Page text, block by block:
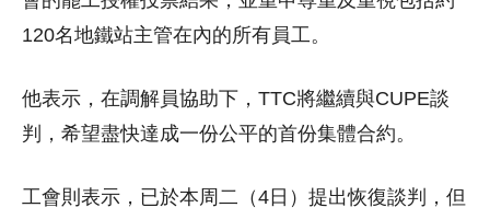
120名地鐵站主管在內的所有員工。
他表示，在調解員協助下，TTC將繼續與CUPE談
判，希望盡快達成一份公平的首份集體合約。
工會則表示，已於本周二（4日）提出恢復談判，但